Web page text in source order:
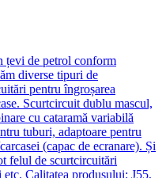
țevi de petrol conform
diverse tipuri de
pentru îngroșarea
Scurtcircuit dublu mascul,
cu cataramă variabilă
tuburi, adaptoare pentru
(capac de ecranare). Și
felul de scurtcircuitări
Calitatea produsului: J55,